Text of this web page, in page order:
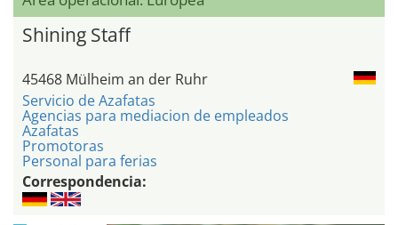
Shining Staff
45468 Mülheim an der Ruhr
Servicio de Azafatas
Agencias para mediacion de empleados
Azafatas
Promotoras
Personal para ferias
Correspondencia: